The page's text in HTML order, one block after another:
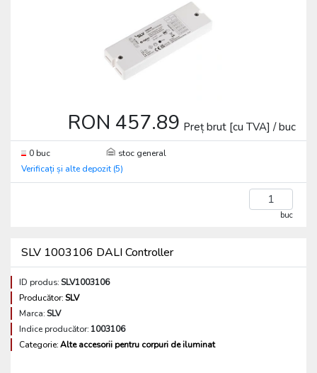
RON 457.89 Preț brut [cu TVA] / buc
0 buc
stoc general
Verificați și alte depozit (5)
buc
SLV 1003106 DALI Controller
ID produs:SLV1003106
Producător:SLV
Marca:SLV
Indice producător: 1003106
Categorie:Alte accesorii pentru corpuri de iluminat